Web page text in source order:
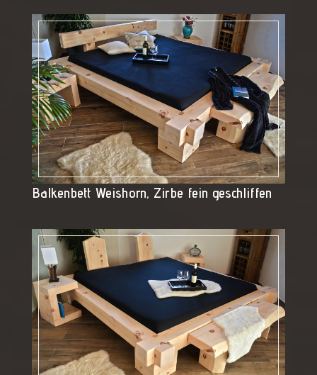
Balkenbett Weishorn, Zirbe fein geschliffen